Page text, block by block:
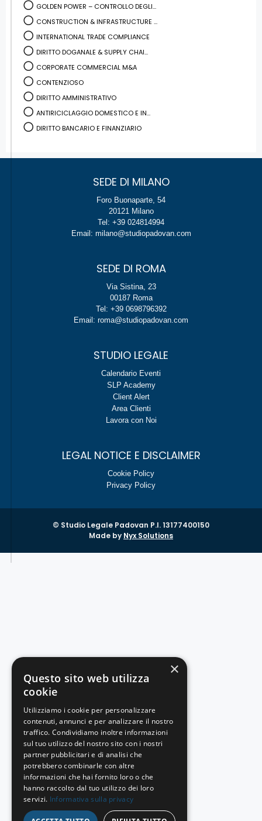
GOLDEN POWER – CONTROLLO DEGLI...
CONSTRUCTION & INFRASTRUCTURE ...
INTERNATIONAL TRADE COMPLIANCE
DIRITTO DOGANALE & SUPPLY CHAI...
CORPORATE COMMERCIAL M&A
CONTENZIOSO
DIRITTO AMMINISTRATIVO
ANTIRICICLAGGIO DOMESTICO E IN...
DIRITTO BANCARIO E FINANZIARIO
SEDE DI MILANO
Foro Buonaparte, 54
20121 Milano
Tel: +39 024814994
Email: milano@studiopadovan.com
SEDE DI ROMA
Via Sistina, 23
00187 Roma
Tel: +39 0698796392
Email: roma@studiopadovan.com
STUDIO LEGALE
Calendario Eventi
SLP Academy
Client Alert
Area Clienti
Lavora con Noi
LEGAL NOTICE E DISCLAIMER
Cookie Policy
Privacy Policy
© Studio Legale Padovan P.I. 13177400150
Made by Nyx Solutions
×
Questo sito web utilizza
cookie
Utilizziamo i cookie per personalizzare
contenuti, annunci e per analizzare il nostro
traffico. Condividiamo inoltre informazioni
sul tuo utilizzo del nostro sito con i nostri
partner pubblicitari e di analisi che
potrebbero combinarle con altre
informazioni che hai fornito loro o che
hanno raccolto dal tuo utilizzo dei loro
servizi. Informativa sulla privacy